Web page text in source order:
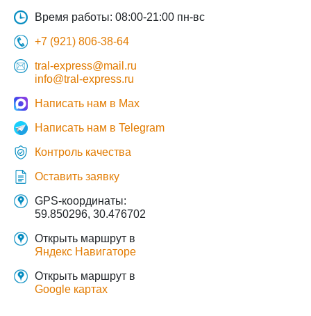
Время работы: 08:00-21:00 пн-вс
+7 (921) 806-38-64
tral-express@mail.ru
info@tral-express.ru
Написать нам в Max
Написать нам в Telegram
Контроль качества
Оставить заявку
GPS-координаты:
59.850296, 30.476702
Открыть маршрут в
Яндекс Навигаторе
Открыть маршрут в
Google картах